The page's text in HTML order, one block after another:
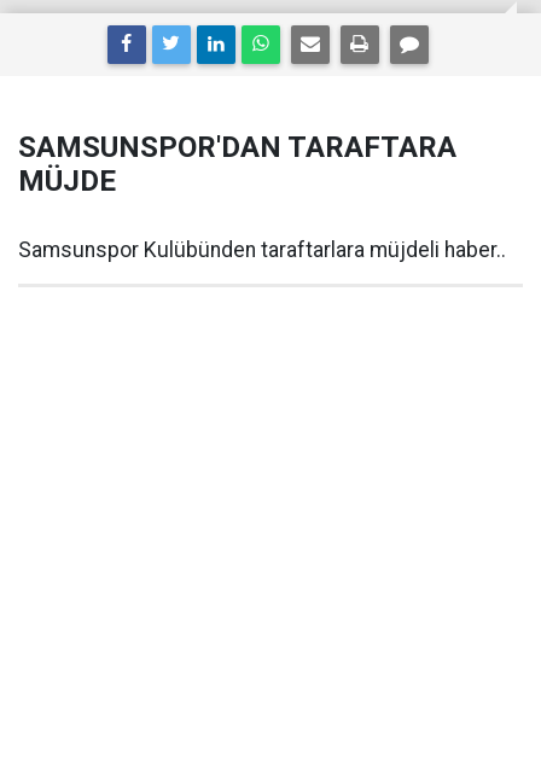
SAMSUNSPOR'DAN TARAFTARA
MÜJDE
Samsunspor Kulübünden taraftarlara müjdeli haber..